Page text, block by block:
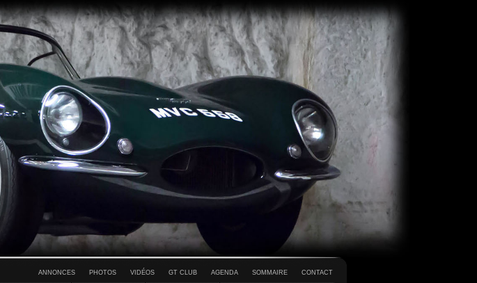
ANNONCES PHOTOS VIDÉOS GT CLUB AGENDA SOMMAIRE CONTACT